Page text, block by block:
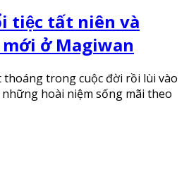
tiệc tất niên và
ở Magiwan
thoáng trong cuộc đời rồi lùi vào
hoài niệm sống mãi theo